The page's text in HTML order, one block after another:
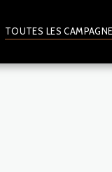
TOUTES LES